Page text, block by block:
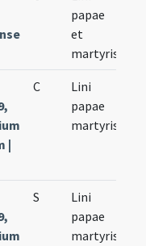
papae
et
martyris
|
C
Lini
papae
martyris
S
Lini
papae
martyris